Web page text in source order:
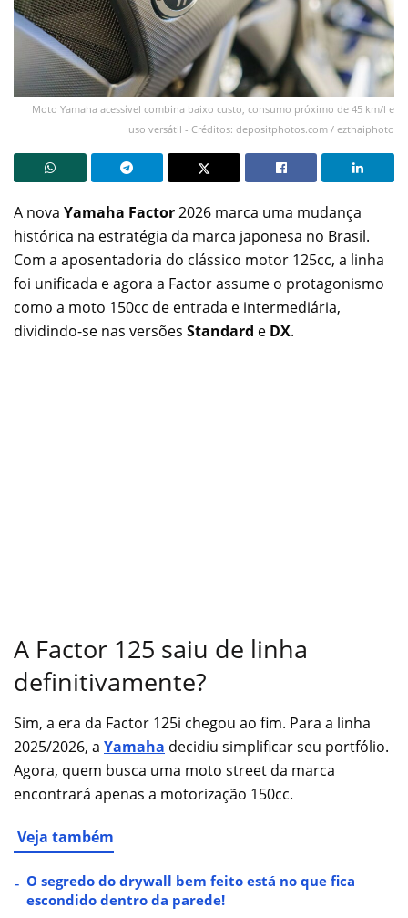
Moto Yamaha acessível combina baixo custo, consumo próximo de 45 km/l e
uso versátil - Créditos: depositphotos.com / ezthaiphoto
A nova Yamaha Factor2026 marca uma mudança
histórica na estratégia da marca japonesa no Brasil.
Com a aposentadoria do clássico motor 125cc, a linha
foi unificada e agora a Factor assume o protagonismo
como a moto 150cc de entrada e intermediária,
dividindo-se nas versões Standard e DX.
A Factor 125 saiu de linha
definitivamente?
Sim, a era da Factor 125i chegou ao fim. Para a linha
2025/2026, a Yamaha decidiu simplificar seu portfólio.
Agora, quem busca uma moto street da marca
encontrará apenas a motorização 150cc.
Veja também
O segredo do drywall bem feito está no que fica
escondido dentro da parede!